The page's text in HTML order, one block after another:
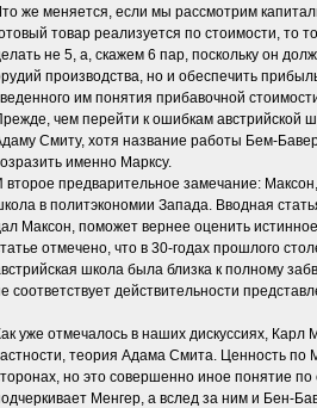
же меняется, если мы рассмотрим
товар реализуется по стоимости, то
не 5, а, скажем 6 пар, поскольку он
производства, но и обеспечить
им понятия прибавочной
чем перейти к ошибкам австрийской
Смиту, хотя название работы Бем-
именно Марксу.
второе предварительное замечание:
в политэкономии Запада. Вводная
Максон, поможет вернее оценить
отмечено, что в 30-годах прошлого
школа была близка к полному
соответствует действительности
уже отмечалось в наших дискуссиях,
теория Адама Смита. Ценность по
но это совершенно иное понятие
Менгер, а вслед за ним и Бен-